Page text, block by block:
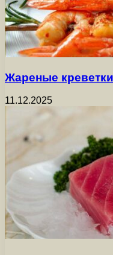
Жареные креветки
11.12.2025